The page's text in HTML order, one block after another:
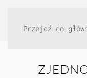
Przejdź do